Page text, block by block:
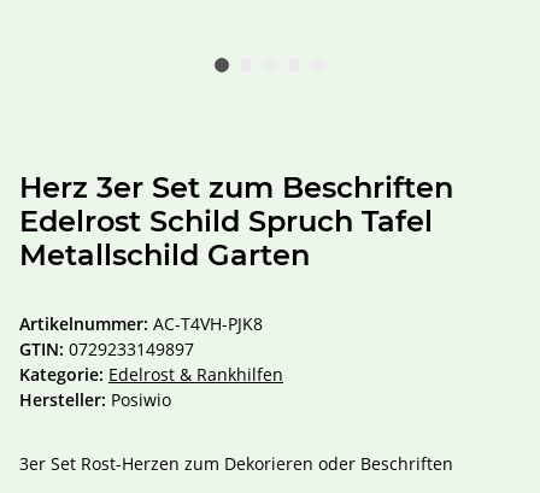
Herz 3er Set zum Beschriften
Edelrost Schild Spruch Tafel
Metallschild Garten
Artikelnummer: AC-T4VH-PJK8
GTIN: 0729233149897
Kategorie: Edelrost & Rankhilfen
Hersteller: Posiwio
3er Set Rost-Herzen zum Dekorieren oder Beschriften